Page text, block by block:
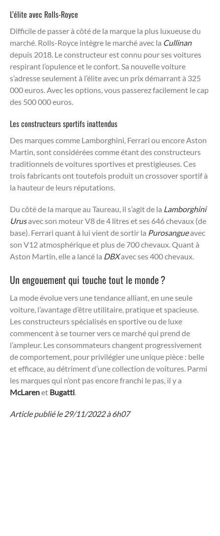
L’élite avec Rolls-Royce
Difficile de passer à côté de la marque la plus luxueuse du
marché. Rolls-Royce intègre le marché avec la Cullinan
depuis 2018. Le constructeur est connu pour ses voitures
respirant l’opulence et le confort. Sa nouvelle voiture
s’adresse seulement à l’élite avec un prix démarrant à 325
000 euros. Avec les options, vous passerez facilement le cap
des 500 000 euros.
Les constructeurs sportifs inattendus
Des marques comme Lamborghini, Ferrari ou encore Aston
Martin, sont considérées comme étant des constructeurs
traditionnels de voitures sportives et prestigieuses. Ces
trois fabricants ont toutefois produit un crossover sportif à
la hauteur de leurs réputations.
Du côté de la marque au Taureau, il s’agit de la Lamborghini
Urusavec son moteur V8 de 4 litres et ses 646 chevaux (de
base). Ferrari quant à lui vient de sortir la Purosangueavec
son V12 atmosphérique et plus de 700 chevaux. Quant à
Aston Martin, elle a lancé la DBXavec ses 400 chevaux.
Un engouement qui touche tout le monde ?
La mode évolue vers une tendance alliant, en une seule
voiture, l’avantage d’être utilitaire, pratique et spacieuse.
Les constructeurs spécialisés en sportive ou de luxe
commencent à se tourner vers ce marché qui prend de
l’ampleur. Les consommateurs changent progressivement
de comportement, pour privilégier une unique pièce : belle
et efficace, au détriment d’une collection de voitures. Parmi
les marques qui n’ont pas encore franchi le pas, il y a
McLarenet Bugatti.
Article publié le 29/11/2022 à 6h07